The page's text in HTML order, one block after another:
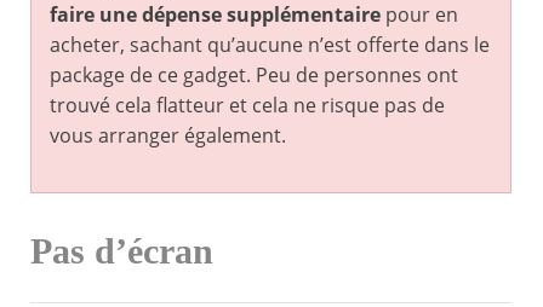
faire une dépense supplémentaire pour en
acheter, sachant qu’aucune n’est offerte dans le
package de ce gadget. Peu de personnes ont
trouvé cela flatteur et cela ne risque pas de
vous arranger également.
Pas d’écran